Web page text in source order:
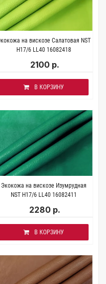
на вискозе Салатовая NST
H17/6 LL40 16082418
2100 р.
В КОРЗИНУ
Экокожа на вискозе Изумрудная
NST H17/6 LL40 16082411
2280 р.
В КОРЗИНУ